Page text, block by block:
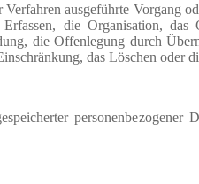
ausgeführte Vorgang
die Organisation,
die Offenlegung durch
das Löschen oder